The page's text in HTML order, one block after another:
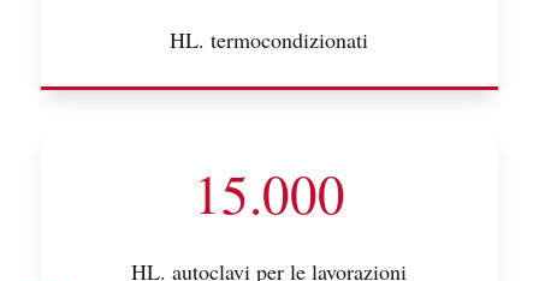
HL. termocondizionati
15.000
HL. autoclavi per le lavorazioni